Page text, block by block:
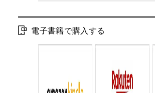
電子書籍で購入する